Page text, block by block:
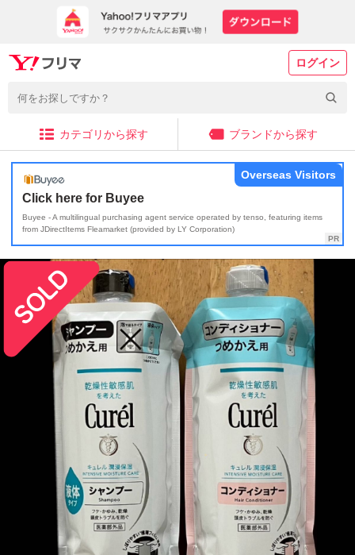
ログイン
カテゴリから探す ブランドから探す
Click here for Buyee
Buyee - A multilingual purchasing agent service operated by tenso, featuring items
from JDirectItems Fleamarket (provided by LY Corporation)
Overseas Visitors